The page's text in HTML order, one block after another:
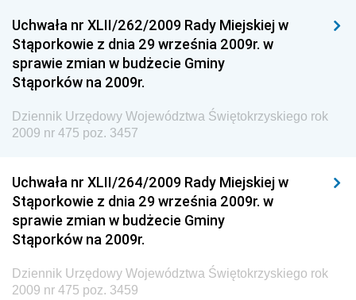
Dziennik Urzędowy Ministra Sprawiedliwości
Dziennik Urzędowy Ministra Rozwoju i Finansów
Dziennik Urzędowy Wyższego Urzędu Górniczego
Dziennik Urzędowy Prezesa Urzędu Transportu
Kolejowego
Technologii
Dziennik Urzędowy Ministra Inwestycji i Rozwoju
Dziennik Urzędowy Naczelnego Dyrektora Archiwów
Państwowych
Dziennik Urzędowy Ministra Finansów, Inwestycji i
Rozwoju
Uchwała nr XLII/262/2009 Rady Miejskiej w
Stąporkowie z dnia 29 września 2009r. w
sprawie zmian w budżecie Gminy
Stąporków na 2009r.
Dziennik Urzędowy Województwa Świętokrzyskiego rok
2009 nr 475 poz. 3457
Uchwała nr XLII/264/2009 Rady Miejskiej w
Stąporkowie z dnia 29 września 2009r. w
sprawie zmian w budżecie Gminy
Stąporków na 2009r.
Dziennik Urzędowy Województwa Świętokrzyskiego rok
2009 nr 475 poz. 3459